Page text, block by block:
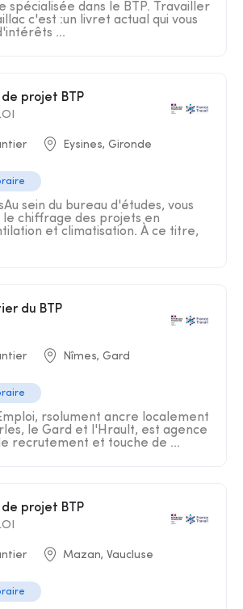
spécialisée dans le BTP. Travailler
c'est :un livret actual qui vous
...
de projet BTP
Eysines, Gironde
sein du bureau d'études, vous
chiffrage des projets en
et climatisation. À ce titre,
du BTP
Nîmes, Gard
rsolument ancre localement
le Gard et l'Hrault, est agence
recrutement et touche de ...
de projet BTP
Mazan, Vaucluse